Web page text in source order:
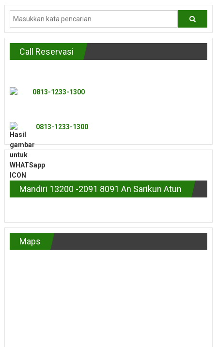
Call Reservasi
0813-1233-1300
0813-1233-1300
Mandiri 13200 -2091 8091 An Sarikun Atun
Maps